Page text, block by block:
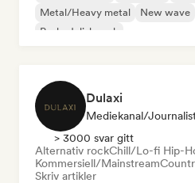
Metal/Heavy metal
New wave
Psykedelisk rock
Dulaxi
Mediekanal/
> 3000 svar gitt
Alternativ rockChill/Lo-fi Hip-
Kommersiell/Mainstream
Skriv artikler